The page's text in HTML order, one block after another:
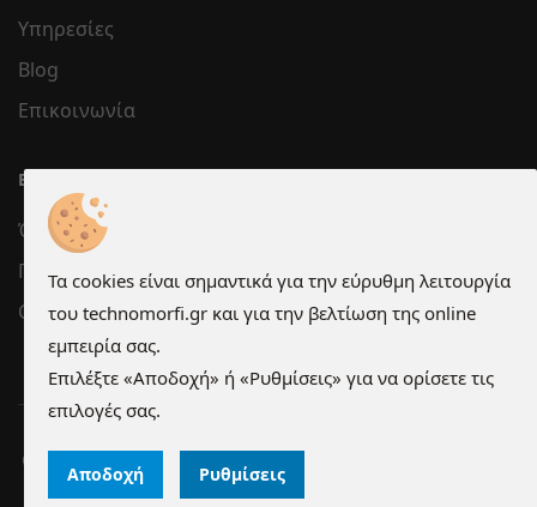
Υπηρεσίες
Blog
Επικοινωνία
ΕΞΥΠΗΡΈΤΗΣΗ
Όροι χρήσης
Προστασία Προσωπικών Δεδομένων
Cookies
Copyright © 2026 technomorfi.gr - All Rights Reserved.
Κατασκευή ιστοσελίδων qualityweb.gr
Τα cookies είναι σημαντικά για την εύρυθμη λειτουργία
του technomorfi.gr και για την βελτίωση της online
εμπειρία σας.
Επιλέξτε «Αποδοχή» ή «Ρυθμίσεις» για να ορίσετε τις
επιλογές σας.
Αποδοχή Ρυθμίσεις